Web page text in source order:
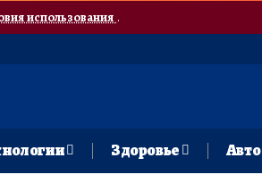
использования.
Здоровье Авто